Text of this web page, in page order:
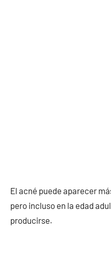
El acné puede aparecer
pero incluso en la edad
producirse.